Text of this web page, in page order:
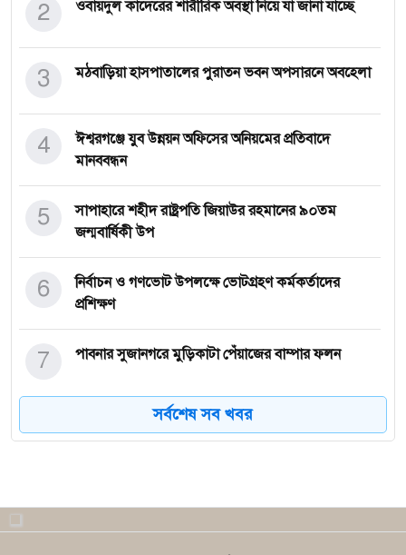
ওবায়দুল কাদেরের শারীরিক অবস্থা নিয়ে যা জানা যাচ্ছে
2
মঠবাড়িয়া হাসপাতালের পুরাতন ভবন অপসারনে অবহেলা
3
ঈশ্বরগঞ্জে যুব উন্নয়ন অফিসের অনিয়মের প্রতিবাদে
মানববন্ধন
4
সাপাহারে শহীদ রাষ্ট্রপতি জিয়াউর রহমানের ৯০তম
জন্মবার্ষিকী উপ
5
নির্বাচন ও গণভোট উপলক্ষে ভোটগ্রহণ কর্মকর্তাদের
প্রশিক্ষণ
6
পাবনার সুজানগরে মুড়িকাটা পেঁয়াজের বাম্পার ফলন
7
ঝিনাইদহে ট্রাকচাপায় পুলিশ কনস্টেবলের মর্মান্তিক মৃত্যু
8 সর্বশেষ সব খবর